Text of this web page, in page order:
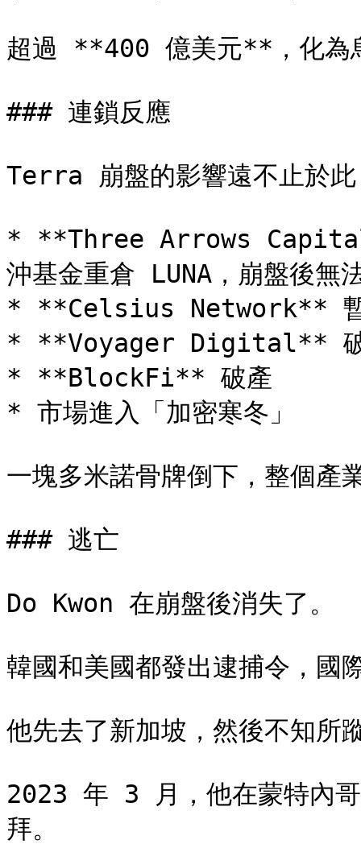
超過 **400 億美元**，化為
### 連鎖反應
Terra 崩盤的影響遠不止於此
* **Three Arrows
沖基金重倉 LUNA，崩盤後無
* **Celsius Network** 暫
* **Voyager Digital**
* **BlockFi** 破產
* 市場進入「加密寒冬」
一塊多米諾骨牌倒下，整個產
### 逃亡
Do Kwon 在崩盤後消失了。
韓國和美國都發出逮捕令，國
他先去了新加坡，然後不知所
2023 年 3 月，他在蒙特內哥
拜。